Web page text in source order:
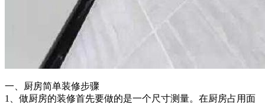
一、厨房简单装修步骤
1、做厨房的装修首先要做的是一个尺寸测量。在厨房占用面